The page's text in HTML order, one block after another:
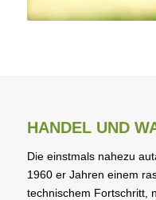
HANDEL UND
Die einstmals nahezu
1960 er Jahren einem
technischem Fortschritt,